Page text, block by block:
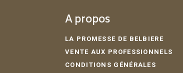
A propos
LA PROMESSE DE BELBIERE
VENTE AUX PROFESSIONNELS
CONDITIONS GÉNÉRALES